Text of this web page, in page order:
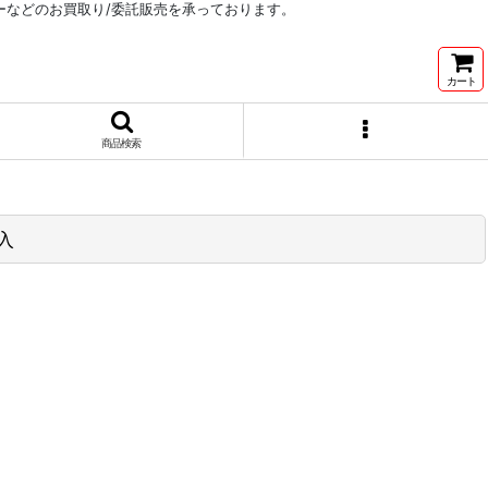
どのお買取り/委託販売を承っております。
カート
商品検索